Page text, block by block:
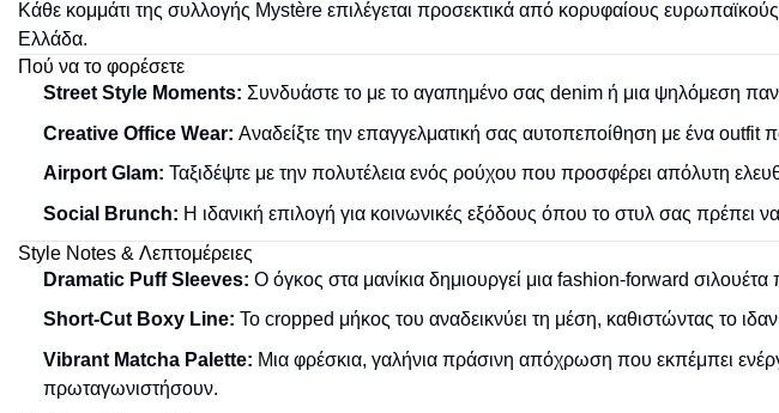
Κάθε κομμάτι της συλλογής Mystère επιλέγεται προσεκτικά από κορυφαίους
Ελλάδα.
Πού να το φορέσετε
Street Style Moments: Συνδυάστε το με το αγαπημένο σας denim ή μια ψηλόμεση
Creative Office Wear: Αναδείξτε την επαγγελματική σας αυτοπεποίθηση με ένα
Airport Glam: Ταξιδέψτε με την πολυτέλεια ενός ρούχου που προσφέρει απόλυτη
Social Brunch: Η ιδανική επιλογή για κοινωνικές εξόδους όπου το στυλ σας πρέπει
Style Notes & Λεπτομέρειες
Dramatic Puff Sleeves: Ο όγκος στα μανίκια δημιουργεί μια fashion-forward
Short-Cut Boxy Line: Το cropped μήκος του αναδεικνύει τη μέση, καθιστώντας το
Vibrant Matcha Palette: Μια φρέσκια, γαλήνια πράσινη απόχρωση που εκπέμπει
πρωταγωνιστήσουν.